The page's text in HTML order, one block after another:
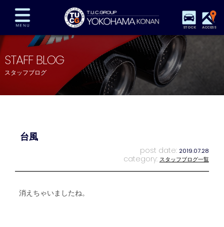
STOCK ACCESS
在庫車両情報 保証&サービス パーツリスト
TUCとは？ 店舗情報 アクセスマップ
全国納車 特別作業 注文販売
STAFF BLOG
スタッフブログ
台風
post date: 2019.07.28
category: スタッフブログ一覧
消えちゃいましたね。